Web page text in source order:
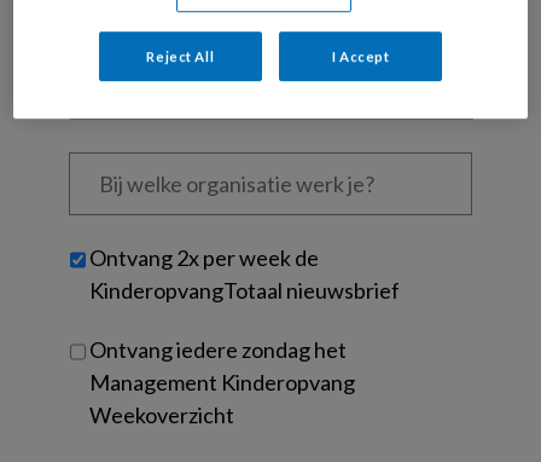
wachtwoord* *
Bij
welke
je?
Untitled
Ontvang 2x per week de
KinderopvangTotaal nieuwsbrief
Ontvang iedere zondag het
Management Kinderopvang
Weekoverzicht
Reject All I Accept